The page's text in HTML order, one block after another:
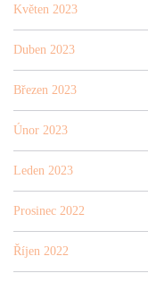
Květen 2023
Duben 2023
Březen 2023
Únor 2023
Leden 2023
Prosinec 2022
Říjen 2022